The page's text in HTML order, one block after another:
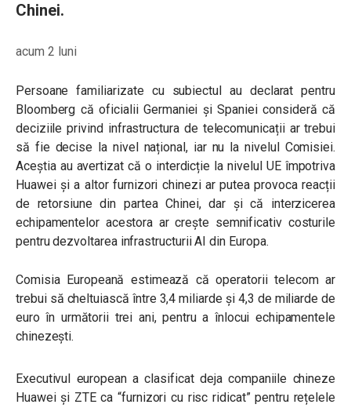
Chinei.
acum 2 luni
Persoane familiarizate cu subiectul au declarat pentru
Bloomberg că oficialii Germaniei și Spaniei consideră că
deciziile privind infrastructura de telecomunicații ar trebui
să fie decise la nivel național, iar nu la nivelul Comisiei.
Aceștia au avertizat că o interdicție la nivelul UE împotriva
Huawei și a altor furnizori chinezi ar putea provoca reacții
de retorsiune din partea Chinei, dar și că interzicerea
echipamentelor acestora ar crește semnificativ costurile
pentru dezvoltarea infrastructurii AI din Europa.
Comisia Europeană estimează că operatorii telecom ar
trebui să cheltuiască între 3,4 miliarde și 4,3 de miliarde de
euro în următorii trei ani, pentru a înlocui echipamentele
chinezești.
Executivul european a clasificat deja companiile chineze
Huawei și ZTE ca “furnizori cu risc ridicat” pentru rețelele